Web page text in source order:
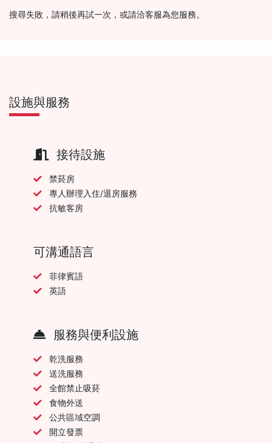
搜尋失敗，請稍後再試一次，或請洽客服為您服務。
設施與服務
接待設施
禁菸房
專人辦理入住/退房服務
抗敏客房
可溝通語言
菲律賓語
英語
服務與便利設施
乾洗服務
送洗服務
全館禁止吸菸
食物外送
公共區域空調
開立發票